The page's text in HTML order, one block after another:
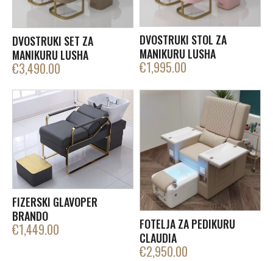
DVOSTRUKI SET ZA
MANIKURU LUSHA
€3,490.00
DVOSTRUKI STOL ZA
MANIKURU LUSHA
€1,995.00
FIZERSKI GLAVOPER
BRANDO
€1,449.00
FOTELJA ZA PEDIKURU
CLAUDIA
€2,950.00